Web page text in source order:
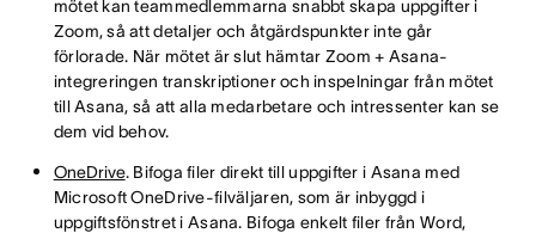
mötet kan teammedlemmarna snabbt skapa uppgifter i
Zoom, så att detaljer och åtgärdspunkter inte går
förlorade. När mötet är slut hämtar Zoom + Asana-
integreringen transkriptioner och inspelningar från mötet
till Asana, så att alla medarbetare och intressenter kan se
dem vid behov.
OneDrive. Bifoga filer direkt till uppgifter i Asana med
Microsoft OneDrive-filväljaren, som är inbyggd i
uppgiftsfönstret i Asana. Bifoga enkelt filer från Word,